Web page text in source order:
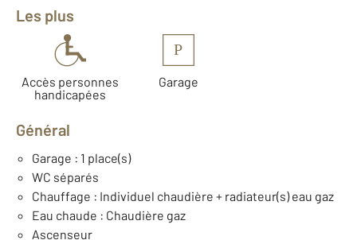
Les plus
Accès personnes
handicapées
P
Garage
Général
Garage : 1 place(s)
WC séparés
Chauffage : Individuel chaudière + radiateur(s) eau gaz
Eau chaude : Chaudière gaz
Ascenseur